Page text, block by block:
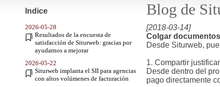
Indice Blog de
2026-05-28
Resultados de la encuesta de
satisfacción de Siturweb: gracias por
ayudarnos a mejorar
2026-05-22
Siturweb implanta el SII para agencias
con altos volúmenes de facturación
[2018-03-14]
Colgar
Desde Siturweb,
1. Compartir
Desde dentro del
pago directamente